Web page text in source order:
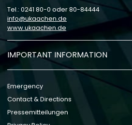
Tel.: 0241 80-0 oder 80-84444
info
ukaachen de
www.ukaachen.de
IMPORTANT INFORMATION
Emergency
Contact & Directions
Pressemitteilungen